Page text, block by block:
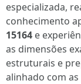
especializada,
conhecimento
15164 e
as dimensões
estruturais e
alinhado com as